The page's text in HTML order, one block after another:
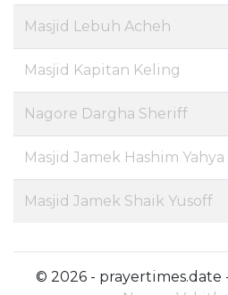
Masjid Lebuh Acheh
Masjid Kapitan Keling
Nagore Dargha Sheriff
Masjid Jamek Hashim Yahya
Masjid Jamek Shaik Yusoff
© 2026 - prayertimes.date